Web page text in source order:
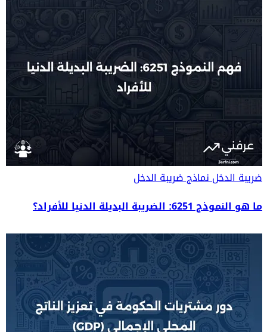
ضريبة الدخلنماذج ضريبة الدخل
ما هو النموذج 6251: الضريبة البديلة الدنيا للأفراد؟